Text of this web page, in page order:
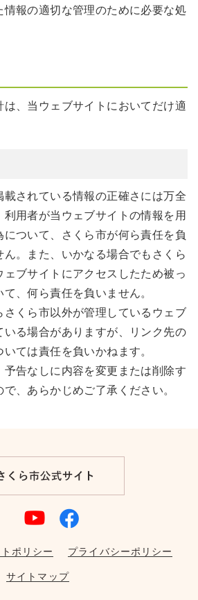
情報の適切な管理のために必要な処
は、当ウェブサイトにおいてだけ適
載されている情報の正確さには万全
利用者が当ウェブサイトの情報を用
について、さくら市が何ら責任を負
ん。また、いかなる場合でもさくら
ブサイトにアクセスしたため被っ
、何ら責任を負いません。
さくら市以外が管理しているウェブ
いる場合がありますが、リンク先の
ては責任を負いかねます。
予告なしに内容を変更または削除す
、あらかじめご了承ください。
ポリシー プライバシーポリシー
サイトマップ